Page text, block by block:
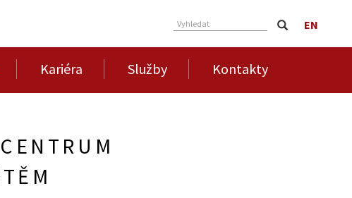
Vyhledat
EN
Kariéra Služby Kontakty